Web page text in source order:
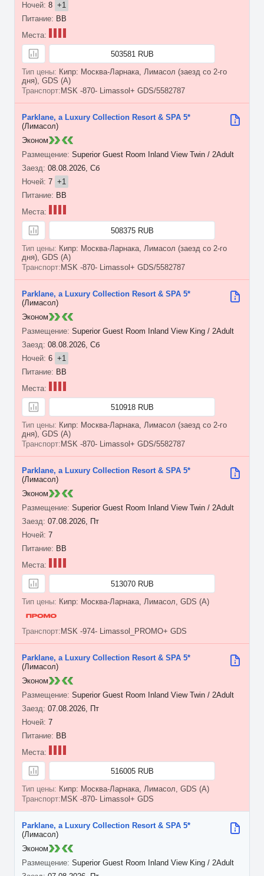
8 +1
BB
503581 RUB
Кипр: Москва-Ларнака, Лимасол (заезд со 2-го
дня), GDS (A)
MSK -870- Limassol+ GDS/5582787
08.08.2026, Сб
7 +1
Parklane, a Luxury Collection Resort & SPA 5*
(Лимасол)
Superior Guest Room Inland View Twin / 2Adult
BB
508375 RUB
Кипр: Москва-Ларнака, Лимасол (заезд со 2-го
дня), GDS (A)
MSK -870- Limassol+ GDS/5582787
Эконом
08.08.2026, Сб
6 +1
Parklane, a Luxury Collection Resort & SPA 5*
(Лимасол)
Superior Guest Room Inland View King / 2Adult
BB
510918 RUB
Кипр: Москва-Ларнака, Лимасол (заезд со 2-го
дня), GDS (A)
MSK -870- Limassol+ GDS/5582787
Эконом
07.08.2026, Пт
7
Parklane, a Luxury Collection Resort & SPA 5*
(Лимасол)
Superior Guest Room Inland View Twin / 2Adult
BB
513070 RUB
Кипр: Москва-Ларнака, Лимасол, GDS (A)
MSK -974- Limassol_PROMO+ GDS
Эконом
07.08.2026, Пт
7
Parklane, a Luxury Collection Resort & SPA 5*
(Лимасол)
Superior Guest Room Inland View Twin / 2Adult
BB
516005 RUB
Кипр: Москва-Ларнака, Лимасол, GDS (A)
MSK -870- Limassol+ GDS
Эконом
Parklane, a Luxury Collection Resort & SPA 5*
(Лимасол)
Superior Guest Room Inland View King / 2Adult
Эконом